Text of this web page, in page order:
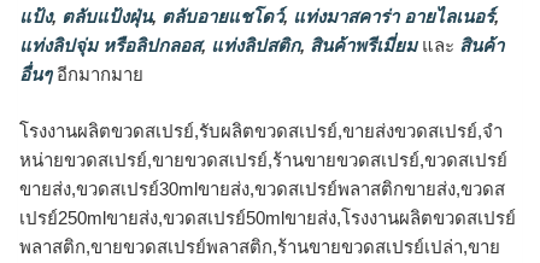
แป้ง, ตลับแป้งฝุ่น, ตลับอายแชโดว์, แท่งมาสคาร่า อายไลเนอร์,
แท่งลิปจุ่ม หรือลิปกลอส, แท่งลิปสติก, สินค้าพรีเมี่ยมและ สินค้า
อื่นๆอีกมากมาย
โรงงานผลิตขวดสเปรย์,รับผลิตขวดสเปรย์,ขายส่งขวดสเปรย์,จำ
หน่ายขวดสเปรย์,ขายขวดสเปรย์,ร้านขายขวดสเปรย์,ขวดสเปรย์
ขายส่ง,ขวดสเปรย์30mlขายส่ง,ขวดสเปรย์พลาสติกขายส่ง,ขวดส
เปรย์250mlขายส่ง,ขวดสเปรย์50mlขายส่ง,โรงงานผลิตขวดสเปรย์
พลาสติก,ขายขวดสเปรย์พลาสติก,ร้านขายขวดสเปรย์เปล่า,ขาย